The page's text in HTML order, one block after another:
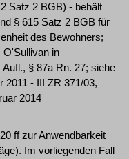
Satz 2 BGB) - behält
§ 615 Satz 2 BGB für
des Bewohners;
O'Sullivan in
§ 87a Rn. 27; siehe
2011 - III ZR 371/03,
2014
ff zur Anwendbarkeit
Im vorliegenden Fall